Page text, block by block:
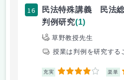
16
民法特殊講義 民法
判例研究(1)
草野教授先生
授業は判例を研究する
充実 4 楽単